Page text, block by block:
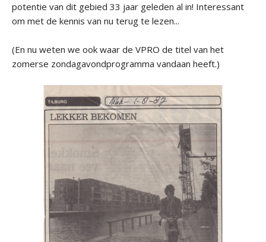
potentie van dit gebied 33 jaar geleden al in! Interessant
om met de kennis van nu terug te lezen...
(En nu weten we ook waar de VPRO de titel van het
zomerse zondagavondprogramma vandaan heeft.)